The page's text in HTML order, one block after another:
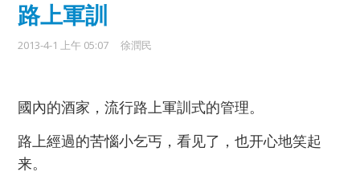
路上軍訓
2013-4-1 上午 05:07 徐潤民
國內的酒家，流行路上軍訓式的管理。
路上經過的苦惱小乞丐，看见了，也开心地笑起
来。